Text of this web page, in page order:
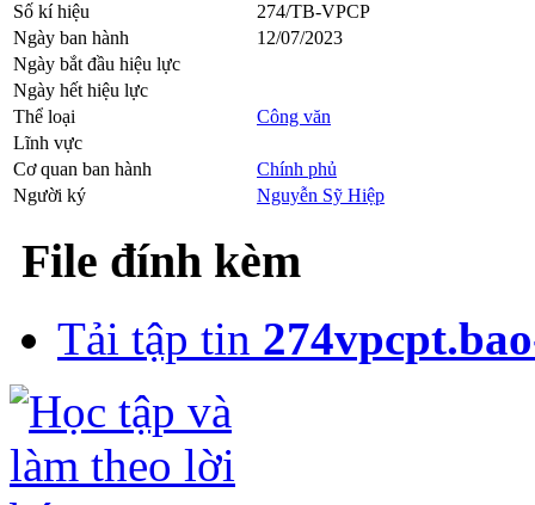
Số kí hiệu
274/TB-VPCP
Ngày ban hành
12/07/2023
Ngày bắt đầu hiệu lực
Ngày hết hiệu lực
Thể loại
Công văn
Lĩnh vực
Cơ quan ban hành
Chính phủ
Người ký
Nguyễn Sỹ Hiệp
File đính kèm
Tải tập tin